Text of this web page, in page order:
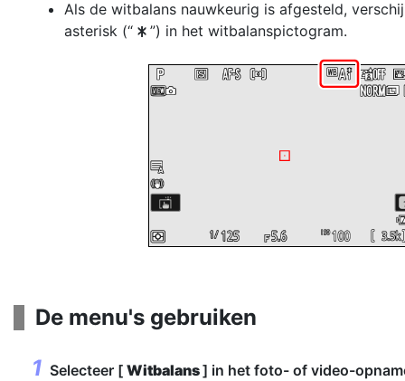
Als de witbalans nauwkeurig is afgesteld,
asterisk (“ U ”) in het witbalanspictogram.
De menu's gebruiken
Selecteer [ Witbalans] in het foto- of video-